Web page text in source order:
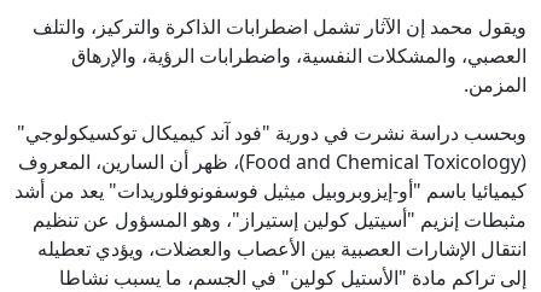
ويقول محمد إن الآثار تشمل اضطرابات الذاكرة والتركيز، والتلف
العصبي، والمشكلات النفسية، واضطرابات الرؤية، والإرهاق
المزمن.
وبحسب دراسة نشرت في دورية "فود آند كيميكال توكسيكولوجي"
(Food and Chemical Toxicology)، ظهر أن السارين، المعروف
كيميائيا باسم "أو-إيزوبروبيل ميثيل فوسفونوفلوريدات" يعد من أشد
مثبطات إنزيم "أسيتيل كولين إستيراز"، وهو المسؤول عن تنظيم
انتقال الإشارات العصبية بين الأعصاب والعضلات، ويؤدي تعطيله
إلى تراكم مادة "الأستيل كولين" في الجسم، ما يسبب نشاطا